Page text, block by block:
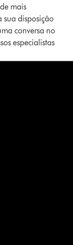
mais
sua disposição
conversa no
especialistas